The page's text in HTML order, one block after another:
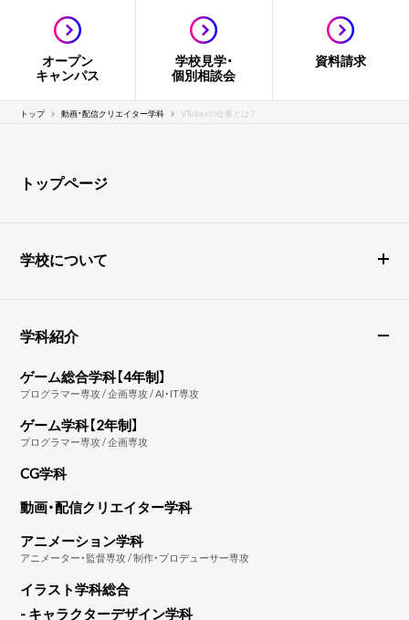
オープン
キャンパス
学校見学・
個別相談会
資料請求
トップ 動画・配信クリエイター学科 VTuberの仕事とは？
トップページ
学校について
学科紹介
ゲーム総合学科【4年制】
プログラマー専攻 / 企画専攻 / AI・IT専攻
ゲーム学科【2年制】
プログラマー専攻 / 企画専攻
CG学科
動画・配信クリエイター学科
アニメーション学科
アニメーター・監督専攻 / 制作・プロデューサー専攻
イラスト学科総合
- キャラクターデザイン学科